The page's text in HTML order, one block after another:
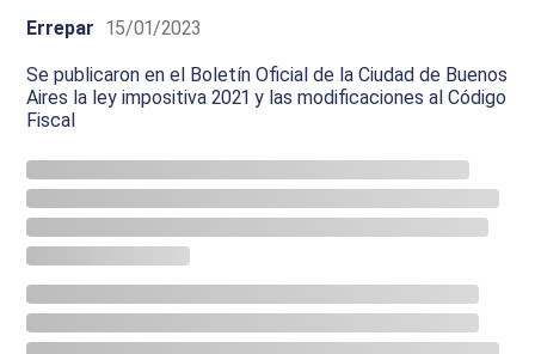
Errepar 15/01/2023
Se publicaron en el Boletín Oficial de la Ciudad de Buenos
Aires la ley impositiva 2021 y las modificaciones al Código
Fiscal